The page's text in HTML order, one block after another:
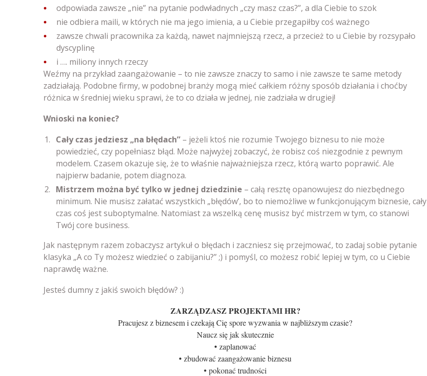
odpowiada zawsze „nie” na pytanie podwładnych „czy masz czas?”, a dla Ciebie to szok
nie odbiera maili, w których nie ma jego imienia, a u Ciebie przegapiłby coś ważnego
zawsze chwali pracownika za każdą, nawet najmniejszą rzecz, a przecież to u Ciebie by rozsypało
dyscyplinę
i …. miliony innych rzeczy
Weźmy na przykład zaangażowanie – to nie zawsze znaczy to samo i nie zawsze te same metody
zadziałają. Podobne firmy, w podobnej branży mogą mieć całkiem różny sposób działania i choćby
różnica w średniej wieku sprawi, że to co działa w jednej, nie zadziała w drugiej!
Wnioski na koniec?
Cały czas jedziesz „na błędach” – jeżeli ktoś nie rozumie Twojego biznesu to nie może
powiedzieć, czy popełniasz błąd. Może najwyżej zobaczyć, że robisz coś niezgodnie z pewnym
modelem. Czasem okazuje się, że to właśnie najważniejsza rzecz, którą warto poprawić. Ale
najpierw badanie, potem diagnoza.
Mistrzem można być tylko w jednej dziedzinie – całą resztę opanowujesz do niezbędnego
minimum. Nie musisz załatać wszystkich „błędów’, bo to niemożliwe w funkcjonującym biznesie, cały
czas coś jest suboptymalne. Natomiast za wszelką cenę musisz być mistrzem w tym, co stanowi
Twój core business.
Jak następnym razem zobaczysz artykuł o błędach i zaczniesz się przejmować, to zadaj sobie pytanie
klasyka „A co Ty możesz wiedzieć o zabijaniu?” ;) i pomyśl, co możesz robić lepiej w tym, co u Ciebie
naprawdę ważne.
Jesteś dumny z jakiś swoich błędów? :)
ZARZĄDZASZ PROJEKTAMI HR?
Pracujesz z biznesem i czekają Cię spore wyzwania w najbliższym czasie?
Naucz się jak skutecznie
• zaplanować
• zbudować zaangażowanie biznesu
• pokonać trudności